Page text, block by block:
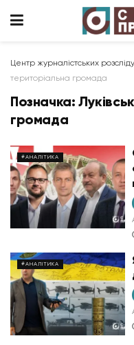
Центр журналістських
територіальна громада
Позначка:
громада
#АНАЛІТИКА
#АНАЛІТИКА